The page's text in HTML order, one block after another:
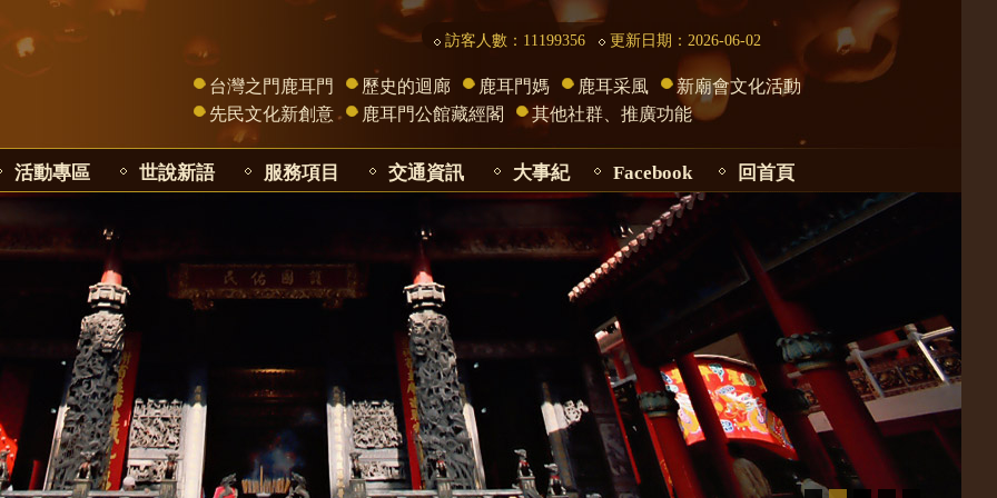
訪客人數：11199356 更新日期：2026-06-02
台灣之門鹿耳門 歷史的迴廊 鹿耳門媽 鹿耳采風
新廟會文化活動
先民文化新創意
鹿耳門公館藏經閣 其他社群、推廣功能
活動專區 世說新語 服務項目 交通資訊 大事紀 Facebook 回首頁